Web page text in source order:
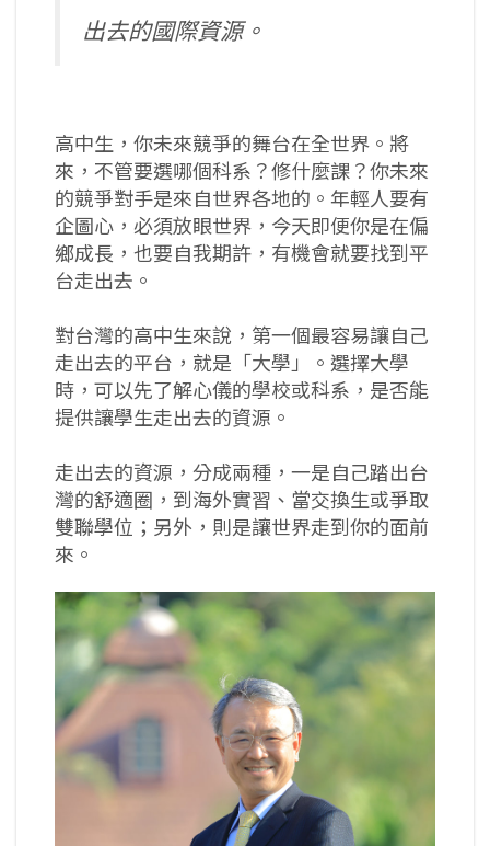
出去的國際資源。
高中生，你未來競爭的舞台在全世界。將
來，不管要選哪個科系？修什麼課？你未來
的競爭對手是來自世界各地的。年輕人要有
企圖心，必須放眼世界，今天即便你是在偏
鄉成長，也要自我期許，有機會就要找到平
台走出去。
對台灣的高中生來說，第一個最容易讓自己
走出去的平台，就是「大學」。選擇大學
時，可以先了解心儀的學校或科系，是否能
提供讓學生走出去的資源。
走出去的資源，分成兩種，一是自己踏出台
灣的舒適圈，到海外實習、當交換生或爭取
雙聯學位；另外，則是讓世界走到你的面前
來。